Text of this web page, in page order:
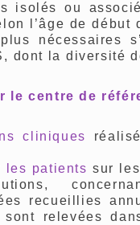
isolés ou
l’âge de
nécessaires
dont la diversité
centre de
cliniques
les patients sur
recueillies
relevées